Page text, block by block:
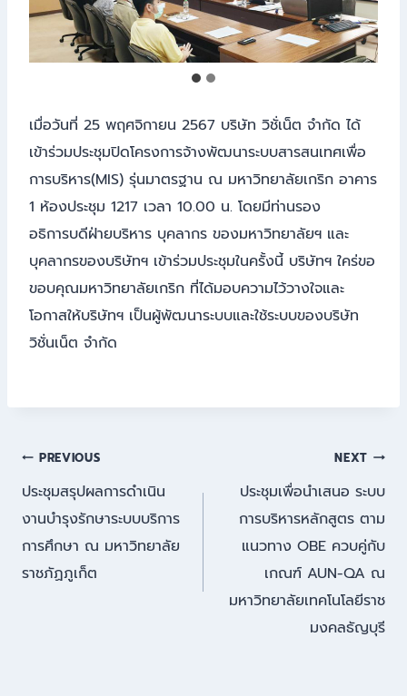
เมื่อวันที่ 25 พฤศจิกายน 2567 บริษัท วิชั่เน็ต จำกัด ได้
เข้าร่วมประชุมปิดโครงการจ้างพัฒนาระบบสารสนเทศเพื่อ
การบริหาร(MIS) รุ่นมาตรฐาน ณ มหาวิทยาลัยเกริก อาคาร
1 ห้องประชุม 1217 เวลา 10.00 น. โดยมีท่านรอง
อธิการบดีฝ่ายบริหาร บุคลากร ของมหาวิทยาลัยฯ และ
บุคลากรของบริษัทฯ เข้าร่วมประชุมในครั้งนี้ บริษัทฯ ใคร่ขอ
ขอบคุณมหาวิทยาลัยเกริก ที่ได้มอบความไว้วางใจและ
โอกาสให้บริษัทฯ เป็นผู้พัฒนาระบบและใช้ระบบของบริษัท
วิชั่นเน็ต จำกัด
แนะแนว
เรื่อง
PREVIOUS
ประชุมสรุปผลการดำเนิน
งานบำรุงรักษาระบบบริการ
การศึกษา ณ มหาวิทยาลัย
ราชภัฏภูเก็ต
NEXT
ประชุมเพื่อนำเสนอ ระบบ
การบริหารหลักสูตร ตาม
แนวทาง OBE ควบคู่กับ
เกณฑ์ AUN-QA ณ
มหาวิทยาลัยเทคโนโลยีราช
มงคลธัญบุรี